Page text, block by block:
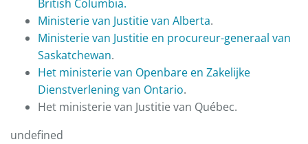
British Columbia.
Ministerie van Justitie van Alberta.
Ministerie van Justitie en procureur-generaal van
Saskatchewan.
Het ministerie van Openbare en Zakelijke
Dienstverlening van Ontario.
Het ministerie van Justitie van Québec.
undefined